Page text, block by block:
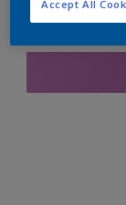
Accept All